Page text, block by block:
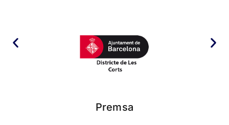
Premsa